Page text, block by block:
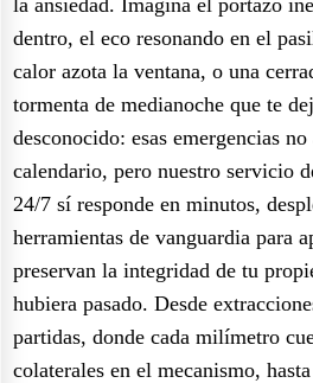
dentro, el eco resonando en el
calor azota la ventana, o una
tormenta de medianoche que te
desconocido: esas emergencias
calendario, pero nuestro servicio
24/7 sí responde en minutos,
herramientas de vanguardia para
preservan la integridad de tu
hubiera pasado. Desde
partidas, donde cada milímetro
colaterales en el mecanismo,